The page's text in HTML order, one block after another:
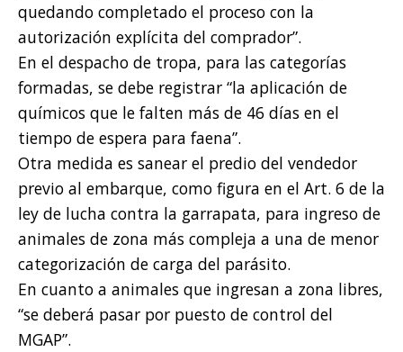
quedando completado el proceso con la
autorización explícita del comprador”.
En el despacho de tropa, para las categorías
formadas, se debe registrar “la aplicación de
químicos que le falten más de 46 días en el
tiempo de espera para faena”.
Otra medida es sanear el predio del vendedor
previo al embarque, como figura en el Art. 6 de la
ley de lucha contra la garrapata, para ingreso de
animales de zona más compleja a una de menor
categorización de carga del parásito.
En cuanto a animales que ingresan a zona libres,
“se deberá pasar por puesto de control del
MGAP”.